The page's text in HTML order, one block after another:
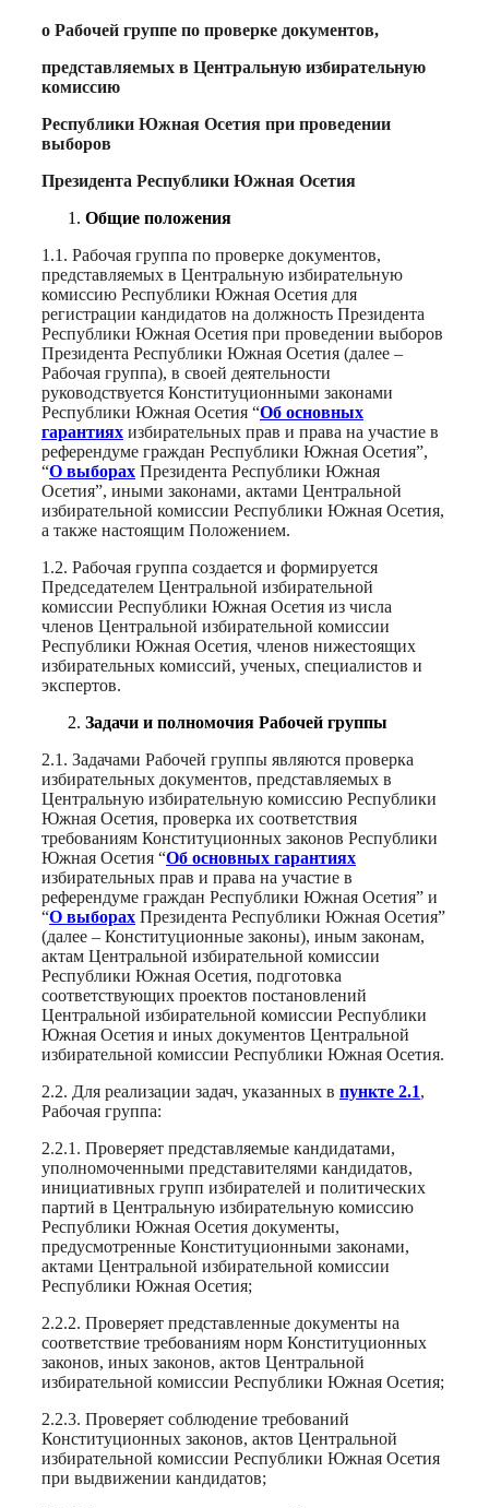
о Рабочей группе по проверке документов,
представляемых в Центральную избирательную
комиссию
Республики Южная Осетия при проведении
выборов
Президента Республики Южная Осетия
Общие положения
1.1. Рабочая группа по проверке документов,
представляемых в Центральную избирательную
комиссию Республики Южная Осетия для
регистрации кандидатов на должность Президента
Республики Южная Осетия при проведении выборов
Президента Республики Южная Осетия (далее –
Рабочая группа), в своей деятельности
руководствуется Конституционными законами
Республики Южная Осетия “Об основных
гарантиях избирательных прав и права на участие в
референдуме граждан Республики Южная Осетия”,
“О выборах Президента Республики Южная
Осетия”, иными законами, актами Центральной
избирательной комиссии Республики Южная Осетия,
а также настоящим Положением.
1.2. Рабочая группа создается и формируется
Председателем Центральной избирательной
комиссии Республики Южная Осетия из числа
членов Центральной избирательной комиссии
Республики Южная Осетия, членов нижестоящих
избирательных комиссий, ученых, специалистов и
экспертов.
Задачи и полномочия Рабочей группы
2.1. Задачами Рабочей группы являются проверка
избирательных документов, представляемых в
Центральную избирательную комиссию Республики
Южная Осетия, проверка их соответствия
требованиям Конституционных законов Республики
Южная Осетия “Об основных гарантиях
избирательных прав и права на участие в
референдуме граждан Республики Южная Осетия” и
“О выборах Президента Республики Южная Осетия”
(далее – Конституционные законы), иным законам,
актам Центральной избирательной комиссии
Республики Южная Осетия, подготовка
соответствующих проектов постановлений
Центральной избирательной комиссии Республики
Южная Осетия и иных документов Центральной
избирательной комиссии Республики Южная Осетия.
2.2. Для реализации задач, указанных в пункте 2.1,
Рабочая группа:
2.2.1. Проверяет представляемые кандидатами,
уполномоченными представителями кандидатов,
инициативных групп избирателей и политических
партий в Центральную избирательную комиссию
Республики Южная Осетия документы,
предусмотренные Конституционными законами,
актами Центральной избирательной комиссии
Республики Южная Осетия;
2.2.2. Проверяет представленные документы на
соответствие требованиям норм Конституционных
законов, иных законов, актов Центральной
избирательной комиссии Республики Южная Осетия;
2.2.3. Проверяет соблюдение требований
Конституционных законов, актов Центральной
избирательной комиссии Республики Южная Осетия
при выдвижении кандидатов;